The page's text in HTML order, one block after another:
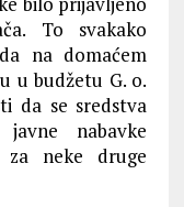
To svakako
na domaćem
u budžetu G. o.
da se sredstva
nabavke
za neke druge